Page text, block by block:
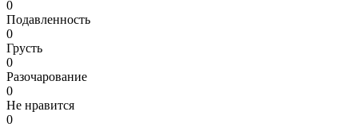
0
Подавленность
0
Грусть
0
Разочарование
0
Не нравится
0